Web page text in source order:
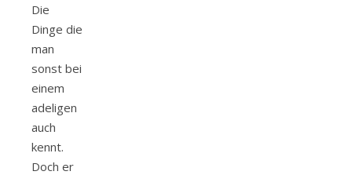
Die
Dinge die
man
sonst bei
einem
adeligen
auch
kennt.
Doch er